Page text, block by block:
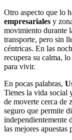
Otro aspecto que lo
empresariales y
movimiento durante
transporte, pero sin
céntricas. En las
recupera su calma,
para vivir.
En pocas palabras,
Tienes la vida social
de moverte cerca de
seguro que permite
independientemente
las mejores